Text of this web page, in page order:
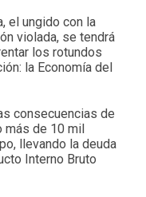
el ungido con la
violada, se tendrá
los rotundos
la Economía del
consecuencias de
más de 10 mil
llevando la deuda
Interno Bruto